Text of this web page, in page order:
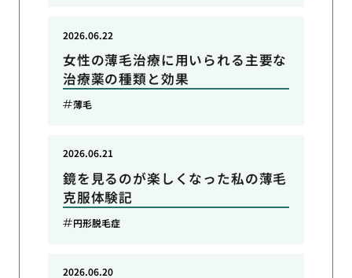
女性の薄毛治療に用いられる主要な
治療薬の種類と効果
2026.06.22
薄毛
鏡を見るのが楽しくなった私の薄毛
克服体験記
2026.06.21
円形脱毛症
2026.06.20